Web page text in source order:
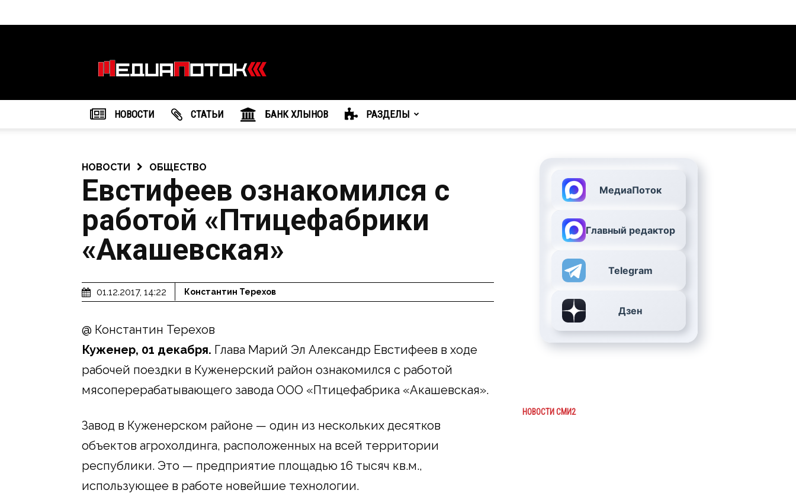
агентство
"МедиаПоток"
НОВОСТИ CТАТЬИ БАНК ХЛЫНОВ РАЗДЕЛЫ
НОВОСТИ ОБЩЕСТВО
Евстифеев ознакомился с
работой «Птицефабрики
«Акашевская»
01.12.2017, 14:22 Константин Терехов
@ Константин Терехов
Куженер, 01 декабря. Глава Марий Эл Александр Евстифеев в ходе
рабочей поездки в Куженерский район ознакомился с работой
мясоперерабатывающего завода ООО «Птицефабрика «Акашевская».
Завод в Куженерском районе — один из нескольких десятков
объектов агрохолдинга, расположенных на всей территории
республики. Это — предприятие площадью 16 тысяч кв.м.,
использующее в работе новейшие технологии.
МедиаПоток
Главный редактор
Telegram
Дзен
НОВОСТИ СМИ2